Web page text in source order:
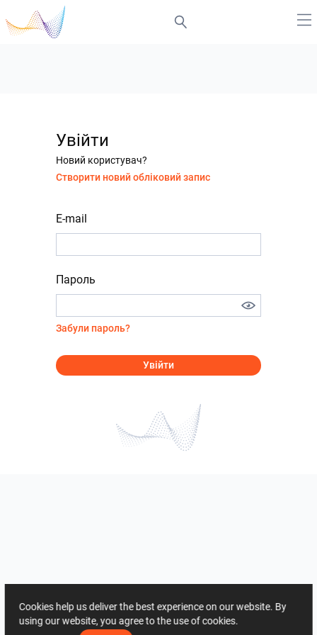
Увійти
Новий користувач?
Створити новий обліковий запис
E-mail
Пароль
Забули пароль?
Увійти
Cookies help us deliver the best experience on our website. By
using our website, you agree to the use of cookies.